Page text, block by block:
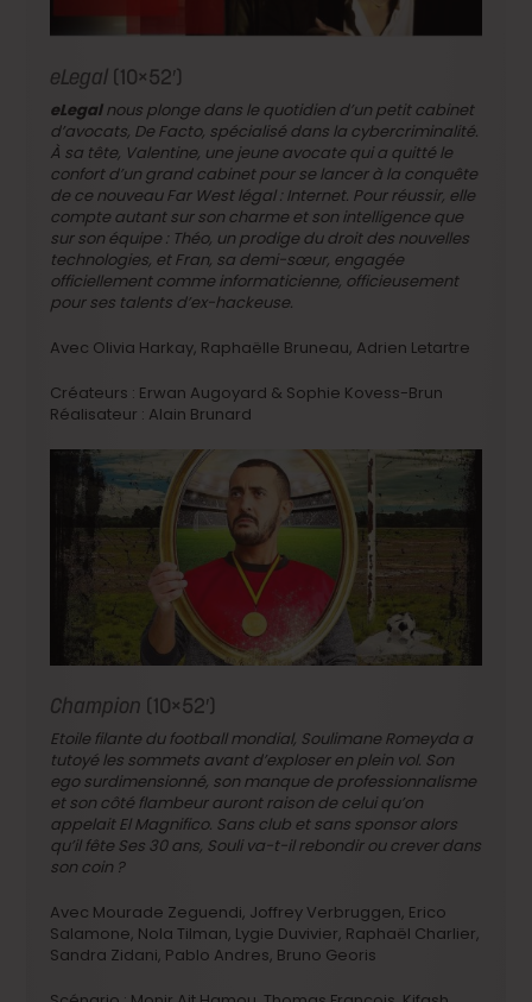
eLegal (10×52′)
eLegalnous plonge dans le quotidien d’un petit cabinet
d’avocats, De Facto, spécialisé dans la cybercriminalité.
À sa tête, Valentine, une jeune avocate qui a quitté le
confort d’un grand cabinet pour se lancer à la conquête
de ce nouveau Far West légal : Internet. Pour réussir, elle
compte autant sur son charme et son intelligence que
sur son équipe : Théo, un prodige du droit des nouvelles
technologies, et Fran, sa demi-sœur, engagée
officiellement comme informaticienne, officieusement
pour ses talents d’ex-hackeuse.
Avec Olivia Harkay, Raphaëlle Bruneau, Adrien Letartre
Créateurs : Erwan Augoyard & Sophie Kovess-Brun
Réalisateur : Alain Brunard
Champion (10×52′)
Etoile filante du football mondial, Soulimane Romeyda a
tutoyé les sommets avant d’exploser en plein vol. Son
ego surdimensionné, son manque de professionnalisme
et son côté flambeur auront raison de celui qu’on
appelait El Magnifico. Sans club et sans sponsor alors
qu’il fête Ses 30 ans, Souli va-t-il rebondir ou crever dans
son coin ?
Avec Mourade Zeguendi, Joffrey Verbruggen, Erico
Salamone, Nola Tilman, Lygie Duvivier, Raphaël Charlier,
Sandra Zidani, Pablo Andres, Bruno Georis